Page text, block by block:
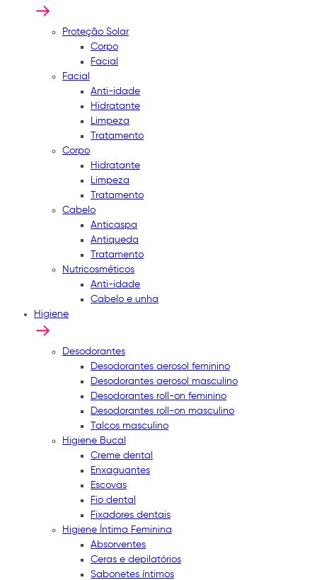
Proteção Solar
Corpo
Facial
Facial
Anti-idade
Hidratante
Limpeza
Tratamento
Corpo
Hidratante
Limpeza
Tratamento
Cabelo
Anticaspa
Antiqueda
Tratamento
Nutricosméticos
Anti-idade
Cabelo e unha
Higiene
Desodorantes
Desodorantes aerosol feminino
Desodorantes aerosol masculino
Desodorantes roll-on feminino
Desodorantes roll-on masculino
Talcos masculino
Higiene Bucal
Creme dental
Enxaguantes
Escovas
Fio dental
Fixadores dentais
Higiene Íntima Feminina
Absorventes
Ceras e depilatórios
Sabonetes íntimos